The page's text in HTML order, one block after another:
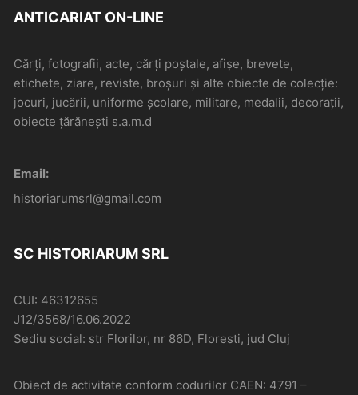
ANTICARIAT ON-LINE
Cărți, fotografii, acte, cărți poștale, afișe, brevete,
etichete, ziare, reviste, broșuri și alte obiecte de colecție:
jocuri, jucării, uniforme școlare, militare, medalii, decorații,
obiecte țărănești s.a.m.d
Email:
historiarumsrl@gmail.com
SC HISTORIARUM SRL
CUI: 46312655
J12/3568/16.06.2022
Sediu social: str Florilor, nr 86D, Floresti, jud Cluj
Obiect de activitate conform codurilor CAEN: 4791 –